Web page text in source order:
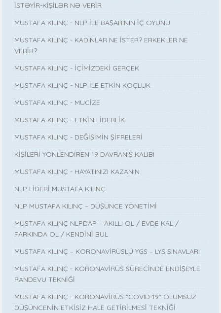
İSTƏYİR-KİŞİLƏR NƏ VERİR
MUSTAFA KILINÇ - NLP İLE BAŞARININ İÇ OYUNU
MUSTAFA KILINÇ - KADINLAR NE İSTER? ERKEKLER NE
VERİR?
MUSTAFA KILINÇ - İÇİMİZDEKİ GERÇEK
MUSTAFA KILINÇ - NLP İLE ETKİN KOÇLUK
MUSTAFA KILINÇ - MUCİZE
MUSTAFA KILINÇ - ETKİN LİDERLİK
MUSTAFA KILINÇ - DEĞİŞİMİN ŞİFRELERİ
KİŞİLERİ YÖNLENDİREN 19 DAVRANIŞ KALIBI
MUSTAFA KILINÇ - HAYATINIZI KAZANIN
NLP LİDERİ MUSTAFA KILINÇ
NLP MUSTAFA KILINÇ – DÜŞÜNCE YÖNETİMİ
MUSTAFA KILINÇ NLPDAP – AKILLI OL / EVDE KAL /
FARKINDA OL / KENDİNİ BUL
MUSTAFA KILINÇ – KORONAVİRÜSLÜ YGS – LYS SINAVLARI
MUSTAFA KILINÇ - KORONAVİRÜS SÜRECİNDE ENDİŞEYLE
RANDEVU TEKNİĞİ
MUSTAFA KILINÇ - KORONAVİRÜS "COVID-19" OLUMSUZ
DÜŞÜNCENİN ETKİSİZ HALE GETİRİLMESİ TEKNİĞİ